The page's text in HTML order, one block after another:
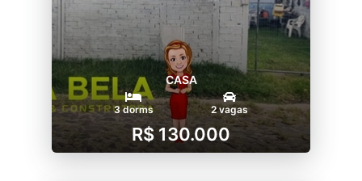
CASA
3 dorms 2 vagas
R$ 130.000